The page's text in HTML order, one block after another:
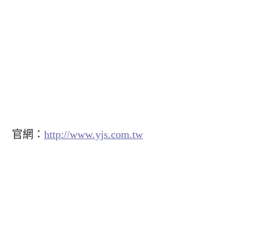
官網： http://www.yjs.com.tw